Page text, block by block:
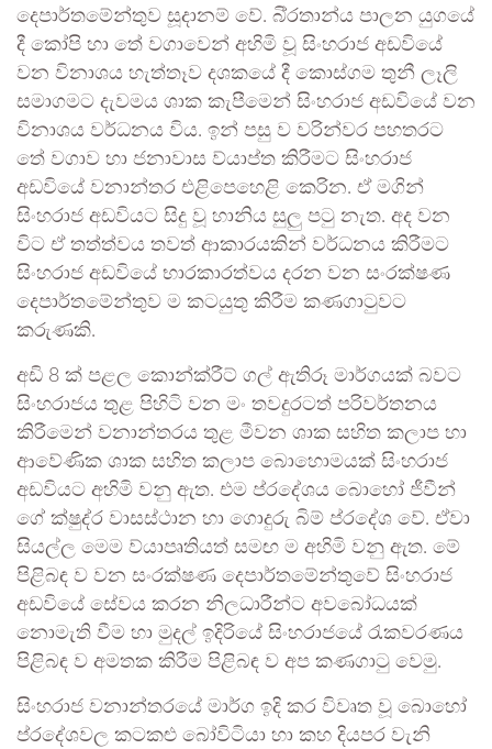
දෙපාර්තමේන්තුව සූදානම් වේ. බි්රතාන්ය පාලන යුගයේ
දී කෝපි හා තේ වගාවෙන් අහිමි වූ සිංහරාජ අඩවියේ
වන විනාශය හැත්තෑව දශකයේ දී කොස්ගම තුනී ලෑලි
සමාගමට දැවමය ශාක කැපීමෙන් සිංහරාජ අඩවියේ වන
විනාශය වර්ධනය විය. ඉන් පසු ව වරින්වර පහතරට
තේ වගාව හා ජනාවාස ව්යාප්ත කිරීමට සිංහරාජ
අඩවියේ වනාන්තර එළිපෙහෙළි කෙරින. ඒ මගින්
සිංහරාජ අඩවියට සිදු වූ හානිය සුලු පටු නැත. අද වන
විට ඒ තත්ත්වය තවත් ආකාරයකින් වර්ධනය කිරීමට
සිංහරාජ අඩවියේ භාරකාරත්වය දරන වන සංරක්ෂණ
දෙපාර්තමේන්තුව ම කටයුතු කිරීම කණගාටුවට
කරුණකි.
අඩි 8 ක් පළල කොන්ක්රීට් ගල් ඇතිරූ මාර්ගයක් බවට
සිංහරාජය තුළ පිහිටි වන මං තවදුරටත් පරිවර්තනය
කිරීමෙන් වනාන්තරය තුළ මීවන ශාක සහිත කලාප හා
ආවේණික ශාක සහිත කලාප බොහොමයක් සිංහරාජ
අඩවියට අහිමි වනු ඇත. එම ප්රදේශය බොහෝ ජීවීන්
ගේ ක්ෂුද්ර වාසස්ථාන හා ගොදුරු බිම් ප්රදේශ වේ. ඒවා
සියල්ල මෙම ව්යාපෘතියත් සමඟ ම අහිමි වනු ඇත. මේ
පිළිබඳ ව වන සංරක්ෂණ දෙපාර්තමේන්තුවේ සිංහරාජ
අඩවියේ සේවය කරන නිලධාරීන්ට අවබෝධයක්
නොමැති වීම හා මුදල් ඉදිරියේ සිංහරාජයේ රැකවරණය
පිළිබඳ ව අමතක කිරීම පිළිබඳ ව අප කණගාටු වෙමු.
සිංහරාජ වනාන්තරයේ මාර්ග ඉදි කර විවෘත වූ බොහෝ
ප්රදේශවල කටකළු බෝවිටියා හා කහ දියපර වැනි